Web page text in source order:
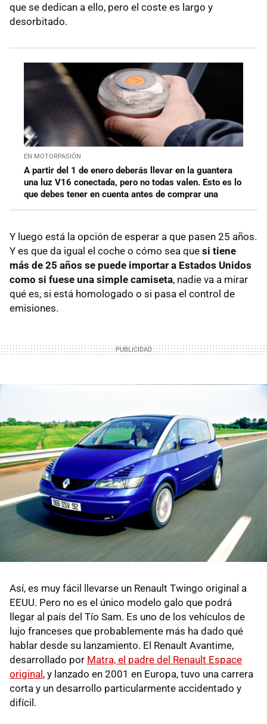
que se dedican a ello, pero el coste es largo y
desorbitado.
EN MOTORPASIÓN
A partir del 1 de enero deberás llevar en la guantera
una luz V16 conectada, pero no todas valen. Esto es lo
que debes tener en cuenta antes de comprar una
Y luego está la opción de esperar a que pasen 25 años.
Y es que da igual el coche o cómo sea que si tiene
más de 25 años se puede importar a Estados Unidos
como si fuese una simple camiseta, nadie va a mirar
qué es, si está homologado o si pasa el control de
emisiones.
Así, es muy fácil llevarse un Renault Twingo original a
EEUU. Pero no es el único modelo galo que podrá
llegar al país del Tío Sam. Es uno de los vehículos de
lujo franceses que probablemente más ha dado qué
hablar desde su lanzamiento. El Renault Avantime,
desarrollado por Matra, el padre del Renault Espace
original, y lanzado en 2001 en Europa, tuvo una carrera
corta y un desarrollo particularmente accidentado y
difícil.